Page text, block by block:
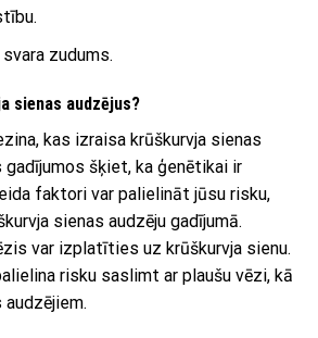
zudums.
sienas audzējus?
kas izraisa krūškurvja sienas
gadījumos šķiet, ka ģenētikai ir
faktori var palielināt jūsu risku,
sienas audzēju gadījumā.
var izplatīties uz krūškurvja sienu.
risku saslimt ar plaušu vēzi, kā